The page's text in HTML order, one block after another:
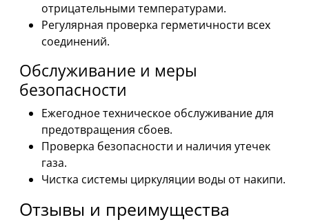
отрицательными температурами.
Регулярная проверка герметичности всех
соединений.
Обслуживание и меры
безопасности
Ежегодное техническое обслуживание для
предотвращения сбоев.
Проверка безопасности и наличия утечек
газа.
Чистка системы циркуляции воды от накипи.
Отзывы и преимущества